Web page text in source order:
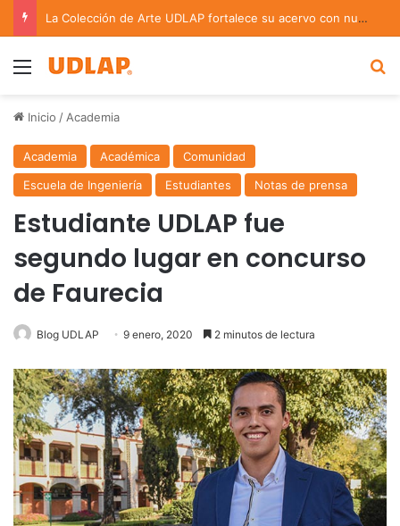
La Colección de Arte UDLAP fortalece su acervo con nuevas obras de artistas emergentes y consolidados
Menu
Inicio / Academia
Academia Académica
Comunidad
Escuela de Ingeniería
Estudiantes Notas de prensa
Estudiante UDLAP fue
segundo lugar en concurso
de Faurecia
Blog UDLAP 9 enero, 2020 2 minutos de lectura